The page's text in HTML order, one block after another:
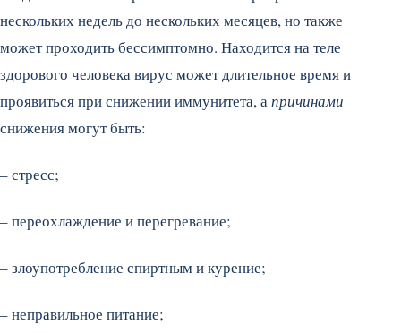
нескольких недель до нескольких месяцев, но также
может проходить бессимптомно. Находится на теле
здорового человека вирус может длительное время и
проявиться при снижении иммунитета, а причинами
снижения могут быть:
– стресс;
– переохлаждение и перегревание;
– злоупотребление спиртным и курение;
– неправильное питание;